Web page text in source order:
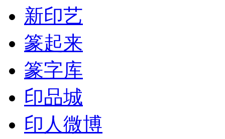
新印艺
篆起来
篆字库
印品城
印人微博